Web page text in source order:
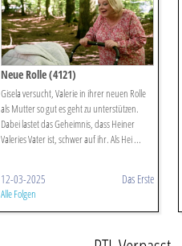
Neue Rolle (4121)
Gisela versucht, Valerie in ihrer neuen Rolle
als Mutter so gut es geht zu unterstützen.
Dabei lastet das Geheimnis, dass Heiner
Valeries Vater ist, schwer auf ihr. Als Hei ...
12-03-2025 Das Erste
Alle Folgen